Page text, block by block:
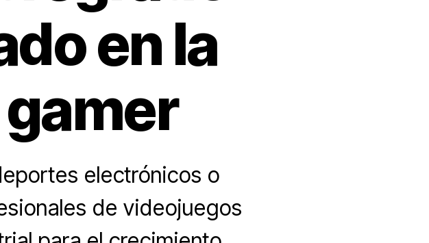
en la
electrónicos o
de videojuegos